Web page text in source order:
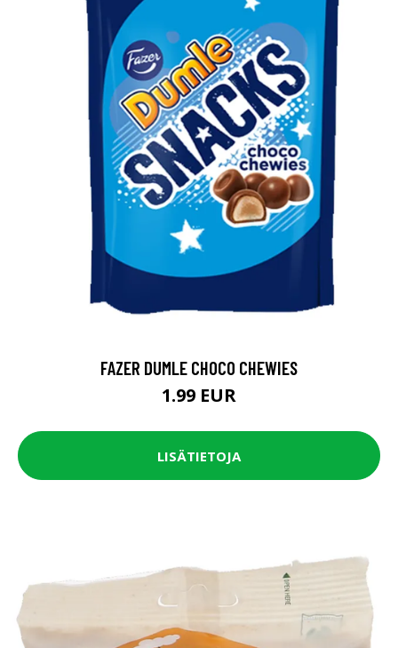
FAZER DUMLE CHOCO CHEWIES
1.99 EUR
LISÄTIETOJA